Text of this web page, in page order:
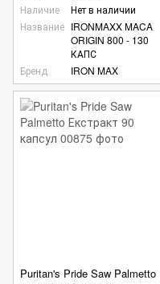
Наличие
Нет в наличии
Название IRONMAXX MACA
ORIGIN 800 - 130
КАПС
Бренд
IRON MAX
Puritan's Pride Saw Palmetto